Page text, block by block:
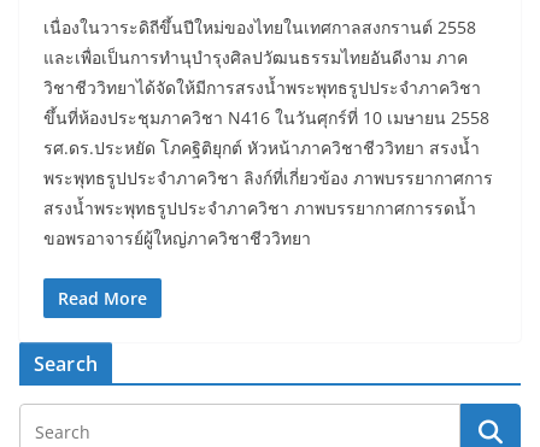
เนื่องในวาระดิถีขึ้นปีใหม่ของไทยในเทศกาลสงกรานต์ 2558
และเพื่อเป็นการทำนุบำรุงศิลปวัฒนธรรมไทยอันดีงาม ภาค
วิชาชีววิทยาได้จัดให้มีการสรงน้ำพระพุทธรูปประจำภาควิชา
ขึ้นที่ห้องประชุมภาควิชา N416 ในวันศุกร์ที่ 10 เมษายน 2558
รศ.ดร.ประหยัด โภคฐิติยุกต์ หัวหน้าภาควิชาชีววิทยา สรงน้ำ
พระพุทธรูปประจำภาควิชา ลิงก์ที่เกี่ยวข้อง ภาพบรรยากาศการ
สรงน้ำพระพุทธรูปประจำภาควิชา ภาพบรรยากาศการรดน้ำ
ขอพรอาจารย์ผู้ใหญ่ภาควิชาชีววิทยา
Read More
Search